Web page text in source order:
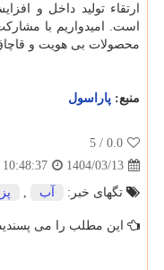
ارتقاء تولید داخل و
است. امیدواریم با
محصولات بی هویت و قاچاق
منبع: پاراسول
0.0
/ 5
1404/03/13
10:48:37
تگهای خبر:
آب ,
این مطلب را می